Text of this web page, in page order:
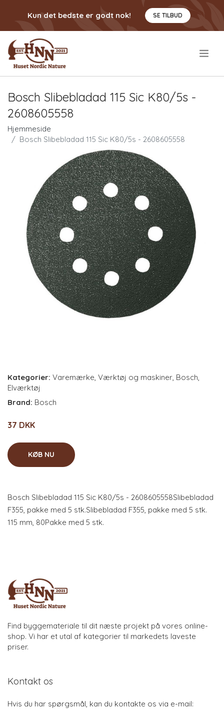
Kun det bedste er godt nok! SE TILBUD
Bosch Slibebladad 115 Sic K80/5s -
2608605558
Hjemmeside
Bosch Slibebladad 115 Sic K80/5s - 2608605558
Kategorier: Varemærke, Værktøj og maskiner, Bosch,
Elværktøj
Brand: Bosch
37 DKK
KØB NU
Bosch Slibebladad 115 Sic K80/5s - 2608605558Slibebladad
F355, pakke med 5 stk.Slibebladad F355, pakke med 5 stk.
115 mm, 80Pakke med 5 stk.
Find byggemateriale til dit næste projekt på vores online-
shop. Vi har et utal af kategorier til markedets laveste
priser.
Kontakt os
Hvis du har spørgsmål, kan du kontakte os via e-mail: